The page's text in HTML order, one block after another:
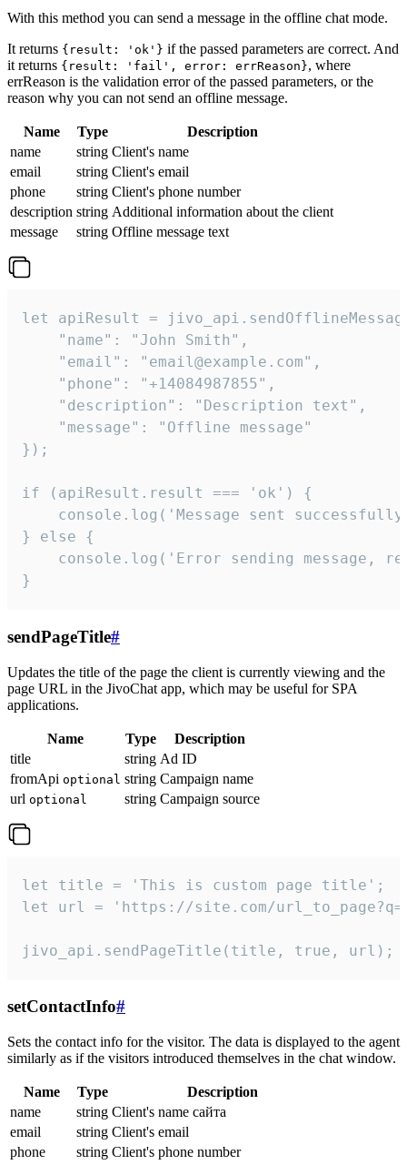
With this method you can send a message in the offline chat mode.
It returns {result: 'ok'} if the passed parameters are correct. And
it returns {result: 'fail', error: errReason}, where
errReason is the validation error of the passed parameters, or the
reason why you can not send an offline message.
Name Type
Description
name
string Client's name
email
string Client's email
phone
string Client's phone number
description string Additional information about the client
message
string Offline message text
let apiResult =
    "name": "John Smith",
    "email": "email@example.com",
    "phone": "+14084987855",
    "description": "Description text",
    "message": "Offline message"
});
if (apiResult.result === 'ok') {
console.log('Message sent
} else {
console.log('Error sending message,
}
sendPageTitle#
Updates the title of the page the client is currently viewing and the
page URL in the JivoChat app, which may be useful for SPA
applications.
Name Type
Description
title
string Ad ID
fromApi optional string Campaign name
url optional string Campaign source
let title = 'This is custom page title';
let url = 'https://site.com/
jivo_api.sendPageTitle(title, true, url);
setContactInfo#
Sets the contact info for the visitor. The data is displayed to the agent
similarly as if the visitors introduced themselves in the chat window.
Name Type
Description
name
string Client's name сайта
email
string Client's email
phone
string Client's phone number